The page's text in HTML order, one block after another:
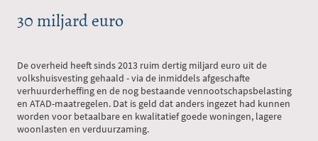
30 miljard euro
De overheid heeft sinds 2013 ruim dertig miljard euro uit de
volkshuisvesting gehaald - via de inmiddels afgeschafte
verhuurderheffing en de nog bestaande vennootschapsbelasting
en ATAD-maatregelen. Dat is geld dat anders ingezet had kunnen
worden voor betaalbare en kwalitatief goede woningen, lagere
woonlasten en verduurzaming.